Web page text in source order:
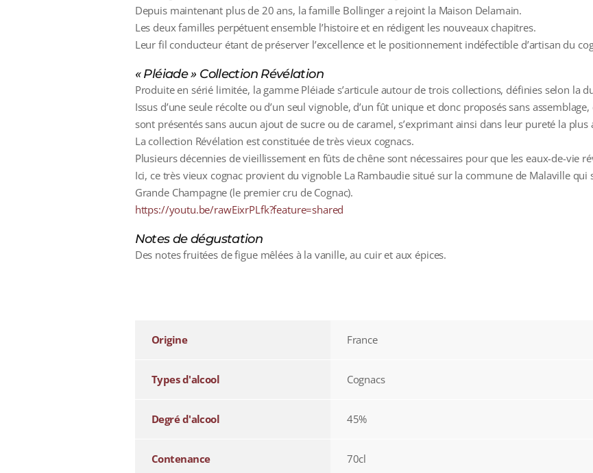
Depuis maintenant plus de 20 ans, la famille Bollinger a rejoint la Maison Delamain.
Les deux familles perpétuent ensemble l’histoire et en rédigent les nouveaux chapitres.
Leur fil conducteur étant de préserver l’excellence et le positionnement indéfectible d’artisan du
« Pléiade » Collection Révélation
Produite en sérié limitée, la gamme Pléiade s’articule autour de trois collections, définies selon la
Issus d’une seule récolte ou d’un seul vignoble, d’un fût unique et donc proposés sans
sont présentés sans aucun ajout de sucre ou de caramel, s’exprimant ainsi dans leur pureté la plus
La collection Révélation est constituée de très vieux cognacs.
Plusieurs décennies de vieillissement en fûts de chêne sont nécessaires pour que les eaux-de-vie
Ici, ce très vieux cognac provient du vignoble La Rambaudie situé sur la commune de Malaville qui
Grande Champagne (le premier cru de Cognac).
https://youtu.be/rawEixrPLfk?feature=shared
Notes de dégustation
Des notes fruitées de figue mêlées à la vanille, au cuir et aux épices.
Origine France
Types d'alcool Cognacs
Degré d'alcool 45%
Contenance 70cl